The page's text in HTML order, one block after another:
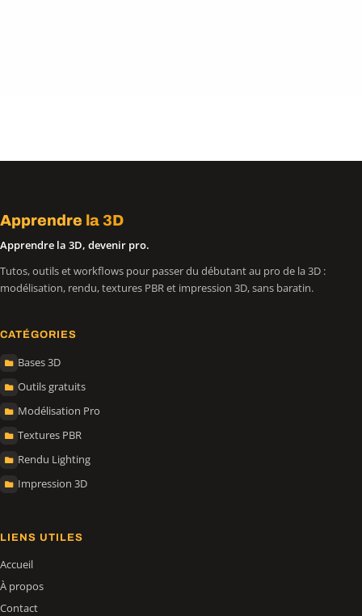
Apprendre la 3D
Apprendre la 3D, devenir pro.
Tutos, outils et workflows pour passer du débutant au pro de la 3D :
modélisation, rendu, textures PBR et impression 3D, sans baratin.
CATÉGORIES
Bases 3D
Outils gratuits
Modélisation Pro
Textures PBR
Rendu Lighting
Impression 3D
LIENS UTILES
Accueil
À propos
Contact